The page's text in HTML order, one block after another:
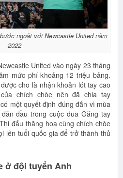
ngoặt với Newcastle United năm
2022
United vào ngày 23 tháng
mức phí khoảng 12 triệu bảng.
cho là nhận khoản lót tay cao
chích chòe nên đã chia tay
một quyết định đúng đắn vì mùa
đầu trong cuộc đua Găng tay
đấu thăng hoa cùng chích chòe
lên tuổi quốc gia để trở thành thủ
ở đội tuyển Anh